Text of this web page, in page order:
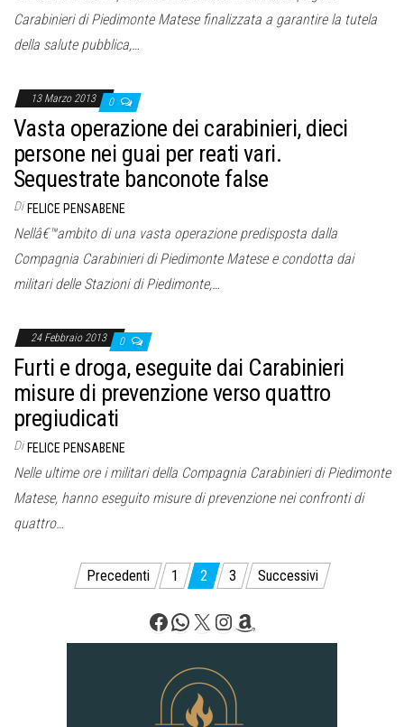
Carabinieri di Piedimonte Matese finalizzata a garantire la tutela
della salute pubblica,…
13 Marzo 2013 0
Vasta operazione dei carabinieri, dieci
persone nei guai per reati vari.
Sequestrate banconote false
Di FELICE PENSABENE
Nellâ€™ambito di una vasta operazione predisposta dalla
Compagnia Carabinieri di Piedimonte Matese e condotta dai
militari delle Stazioni di Piedimonte,…
24 Febbraio 2013 0
Furti e droga, eseguite dai Carabinieri
misure di prevenzione verso quattro
pregiudicati
Di FELICE PENSABENE
Nelle ultime ore i militari della Compagnia Carabinieri di Piedimonte
Matese, hanno eseguito misure di prevenzione nei confronti di
quattro…
Paginazione
articoli
Precedenti 1 2 3 Successivi
Facebook
WhatsApp
X Instagram
Amazon